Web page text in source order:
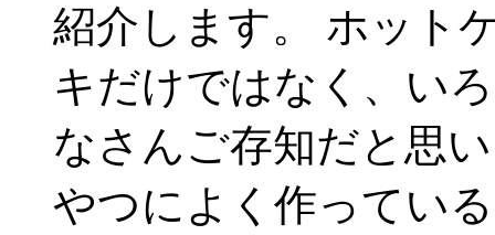
紹介します。 ホット
キだけではなく、い
なさんご存知だと思
やつによく作ってい